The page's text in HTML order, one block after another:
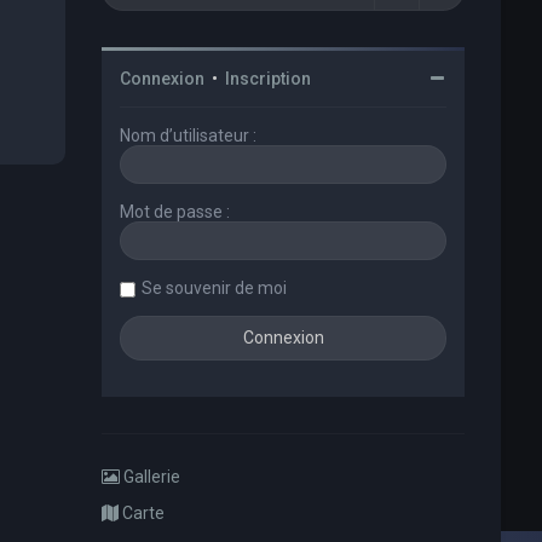
Connexion • Inscription
Nom d’utilisateur :
Mot de passe :
Se souvenir de moi
Gallerie
Carte